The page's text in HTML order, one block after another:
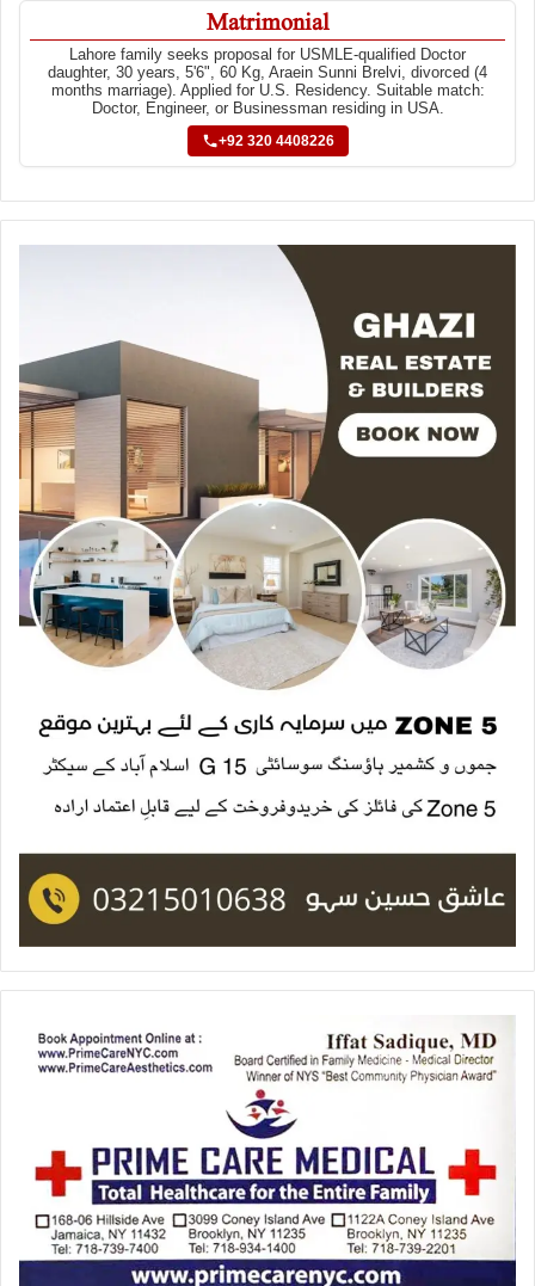
Matrimonial
Lahore family seeks proposal for USMLE-qualified Doctor
daughter, 30 years, 5'6", 60 Kg, Araein Sunni Brelvi, divorced (4
months marriage). Applied for U.S. Residency. Suitable match:
Doctor, Engineer, or Businessman residing in USA.
+92 320 4408226